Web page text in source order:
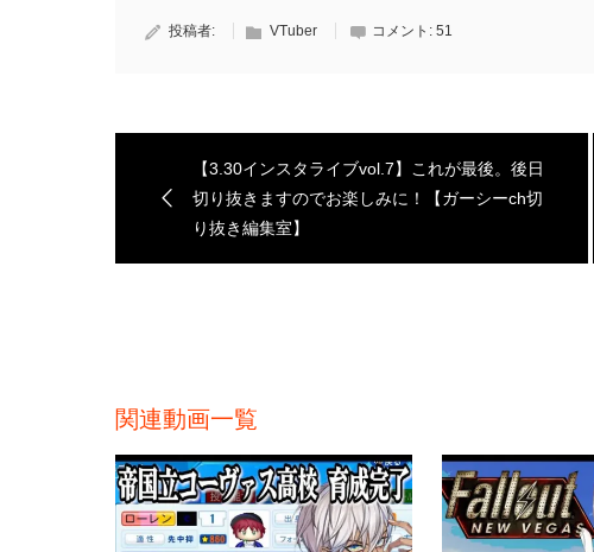
投稿者: VTuber コメント: 51
【3.30インスタライブvol.7】これが最後。後日
切り抜きますのでお楽しみに！【ガーシーch切
り抜き編集室】
関連動画一覧